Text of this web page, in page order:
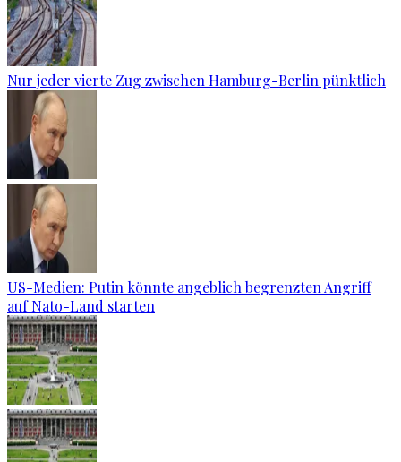
Nur jeder vierte Zug zwischen Hamburg-Berlin pünktlich
US-Medien: Putin könnte angeblich begrenzten Angriff
auf Nato-Land starten